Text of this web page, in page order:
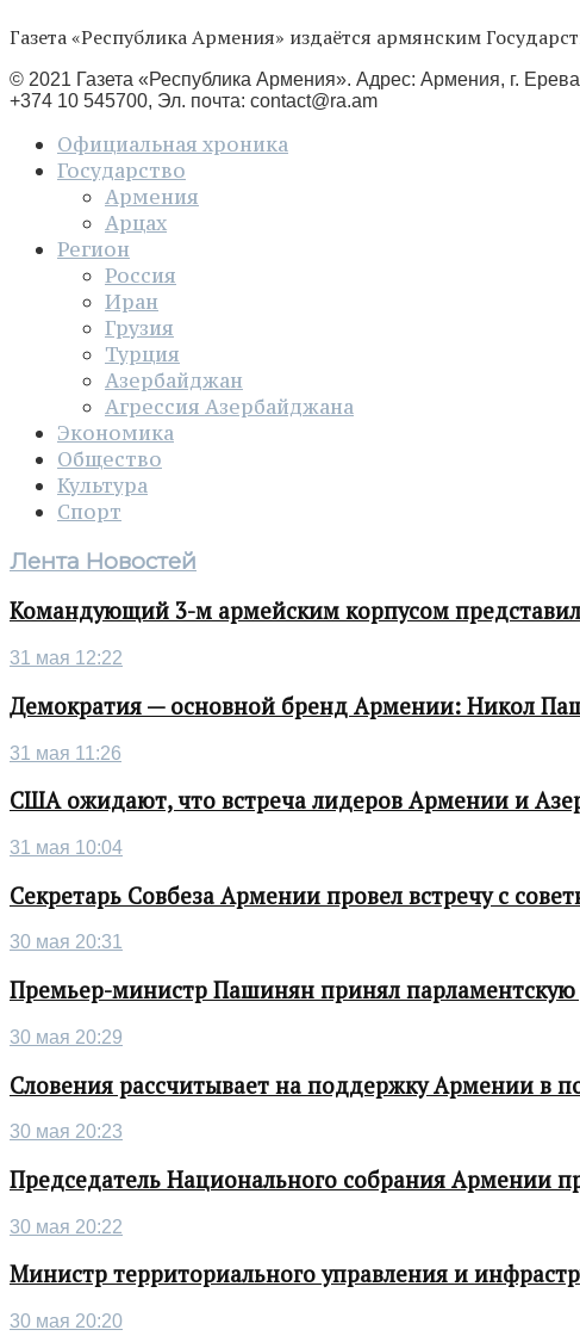
Газета «Республика Армения» издаётся армянским
© 2021 Газета «Республика Армения». Адрес: Армения, г.
+374 10 545700, Эл. почта: contact@ra.am
Официальная хроника
Государство
Армения
Арцах
Регион
Россия
Иран
Грузия
Турция
Азербайджан
Агрессия Азербайджана
Экономика
Общество
Культура
Спорт
Лента Новостей
Командующий 3-м армейским корпусом
31 мая 12:22
Демократия — основной бренд Армении: Никол
31 мая 11:26
США ожидают, что встреча лидеров Армении и
31 мая 10:04
Секретарь Совбеза Армении провел встречу с
30 мая 20:31
Премьер-министр Пашинян принял
30 мая 20:29
Словения рассчитывает на поддержку Армении в
30 мая 20:23
Председатель Национального собрания Армении
30 мая 20:22
Министр территориального управления и
30 мая 20:20